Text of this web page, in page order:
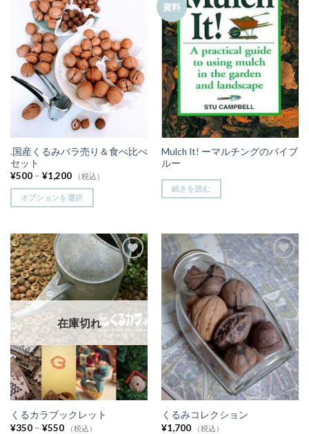
.国産くるみバラ売り＆食べ比べ
セット
¥500– ¥1,200 （税込）
オプションを選択
資料
お気
に入
りに
追加
Mulch It! ーマルチングのバイブ
ルー
続きを読む
お気
に入
りに
追加
在庫切れ
くるカラブックレット
¥350– ¥550 （税込）
お気
に入
りに
追加
くるみコレクション
¥1,700 （税込）